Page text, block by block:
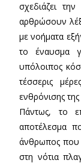
σχεδιάζει
αρθρώσουν
με νοήματα
το έναυσμα
υπόλοιπος
τέσσερις
ενθρόνισης
Πάντως, το
αποτέλεσμα
άνθρωπος που
στη νότια